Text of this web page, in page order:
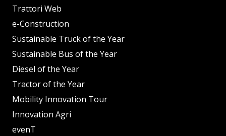
Trattori Web
e-Construction
Sustainable Truck of the Year
Sustainable Bus of the Year
Diesel of the Year
Tractor of the Year
Mobility Innovation Tour
Innovation Agri
evenT